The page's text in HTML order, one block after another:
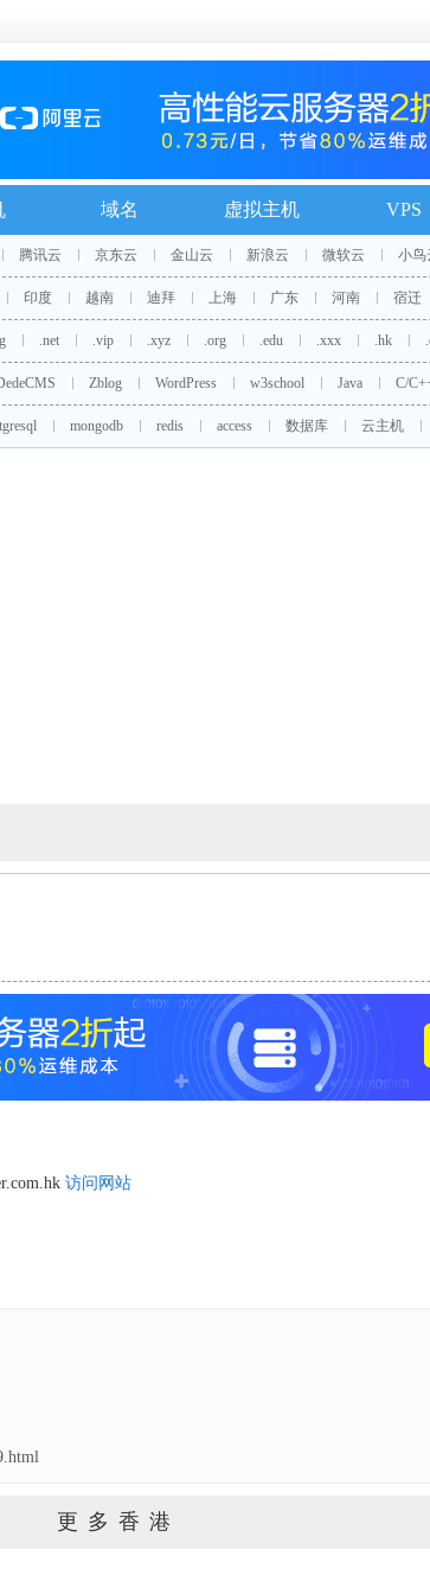
域名 虚拟主机 VPS
腾讯云 京东云 金山云 新浪云 微软云 小鸟
印度 越南 迪拜 上海 广东 河南 宿迁
.net .vip .xyz .org .edu .xxx .hk
Zblog WordPress w3school Java C/
mongodb redis access 数据库 云主机
访问网站
更多香港